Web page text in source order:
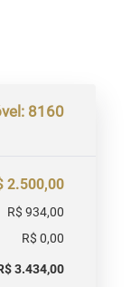
8160
2.500,00
R$ 934,00
R$ 0,00
3.434,00